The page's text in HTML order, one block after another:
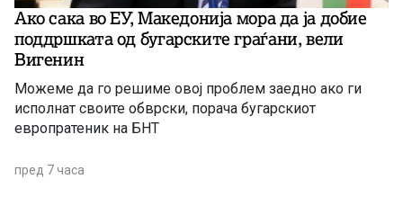
Ако сака во ЕУ, Македонија мора да ја добие
поддршката од бугарските граѓани, вели
Вигенин
Можеме да го решиме овој проблем заедно ако ги
исполнат своите обврски, порача бугарскиот
европратеник на БНТ
пред 7 часа